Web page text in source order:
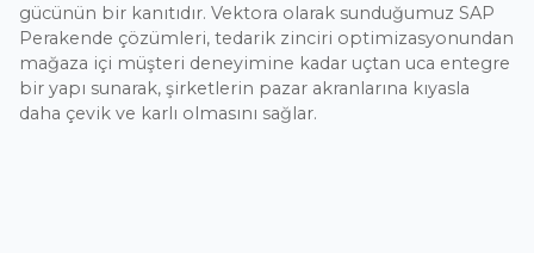
gücünün bir kanıtıdır. Vektora olarak sunduğumuz SAP
Perakende çözümleri, tedarik zinciri optimizasyonundan
mağaza içi müşteri deneyimine kadar uçtan uca entegre
bir yapı sunarak, şirketlerin pazar akranlarına kıyasla
daha çevik ve karlı olmasını sağlar.